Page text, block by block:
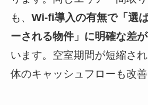
も、 Wi-fi導入の有無で「選
ーされる物件」に明確な差
います。空室期間が短縮さ
体のキャッシュフローも改善